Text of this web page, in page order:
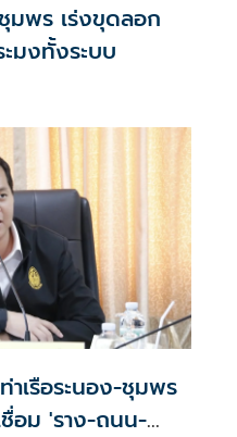
มพร เร่งขุดลอก
มงทั้งระบบ
เรือระนอง-ชุมพร
อม 'ราง-ถนน-